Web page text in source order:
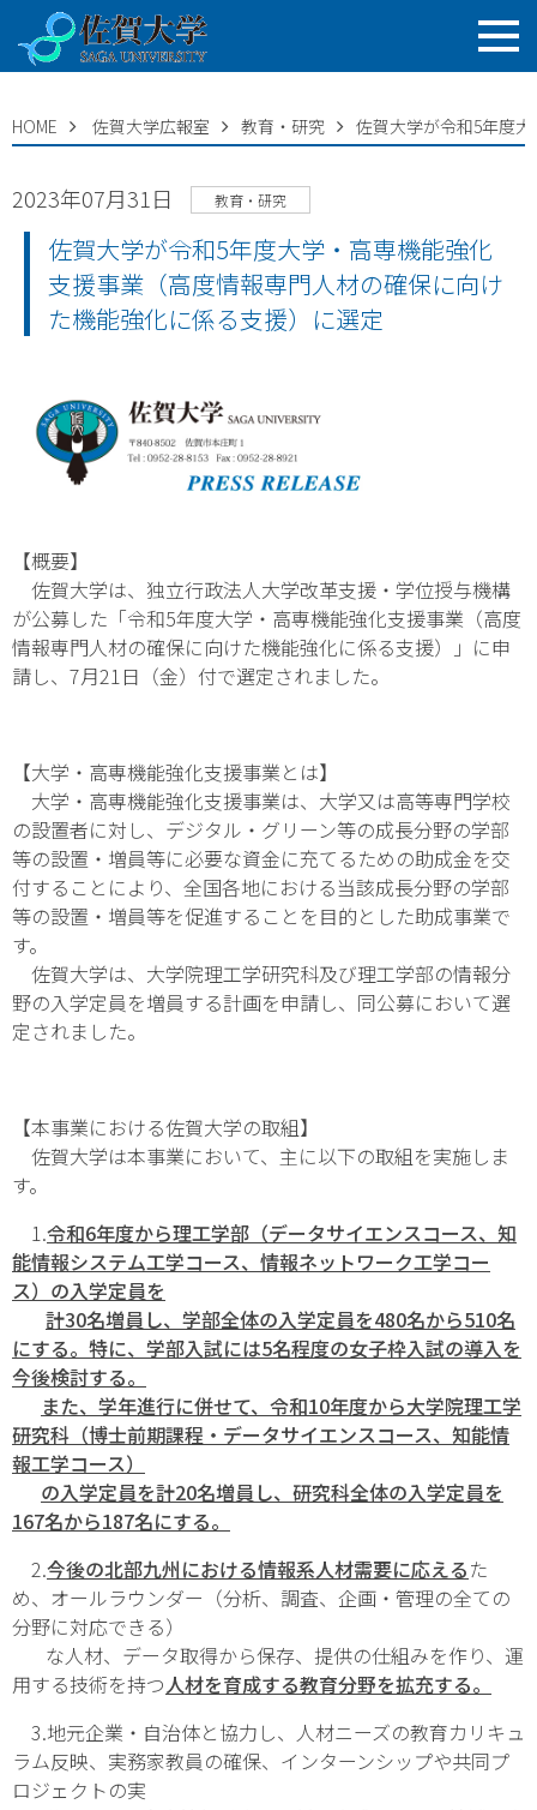
HOME 佐賀大学広報室 教育・研究 佐賀大学が令和5年度
2023年07月31日 教育・研究
佐賀大学が令和5年度大学・高専機能強化
支援事業（高度情報専門人材の確保に向け
た機能強化に係る支援）に選定
【概要】
佐賀大学は、独立行政法人大学改革支援・学位授与機構
が公募した「令和5年度大学・高専機能強化支援事業（高度
情報専門人材の確保に向けた機能強化に係る支援）」に申
請し、7月21日（金）付で選定されました。
【大学・高専機能強化支援事業とは】
大学・高専機能強化支援事業は、大学又は高等専門学校
の設置者に対し、デジタル・グリーン等の成長分野の学部
等の設置・増員等に必要な資金に充てるための助成金を交
付することにより、全国各地における当該成長分野の学部
等の設置・増員等を促進することを目的とした助成事業で
す。
佐賀大学は、大学院理工学研究科及び理工学部の情報分
野の入学定員を増員する計画を申請し、同公募において選
定されました。
【本事業における佐賀大学の取組】
佐賀大学は本事業において、主に以下の取組を実施しま
す。
1.令和6年度から理工学部（データサイエンスコース、知
能情報システム工学コース、情報ネットワーク工学コー
ス）の入学定員を
計30名増員し、学部全体の入学定員を480名から510名
にする。特に、学部入試には5名程度の女子枠入試の導入を
今後検討する。
また、学年進行に併せて、令和10年度から大学院理工学
研究科（博士前期課程・データサイエンスコース、知能情
報工学コース）
の入学定員を計20名増員し、研究科全体の入学定員を
167名から187名にする。
2.今後の北部九州における情報系人材需要に応えるた
め、オールラウンダー（分析、調査、企画・管理の全ての
分野に対応できる）
な人材、データ取得から保存、提供の仕組みを作り、運
用する技術を持つ人材を育成する教育分野を拡充する。
3.地元企業・自治体と協力し、人材ニーズの教育カリキュ
ラム反映、実務家教員の確保、インターンシップや共同プ
ロジェクトの実